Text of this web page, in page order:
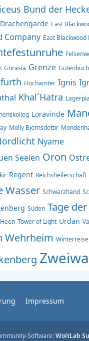
Bund der
Drachengarde East
Company East Blackwood
Gorasia Grenze
Hochämter Ignis
Khal´Hatra
Loravinde
Molly Bjornsdottir
Nyame
Seelen Oron
Regent Reichsheilerschaft
Wasser Schwarzhand
Süden Tage
Tower of Light Urdan
Wehrheim Winterreise
Impressum
Software:WoltLab